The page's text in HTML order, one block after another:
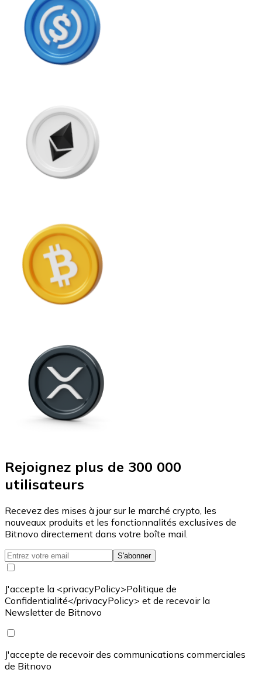
Rejoignez plus de 300 000
utilisateurs
Recevez des mises à jour sur le marché crypto, les
nouveaux produits et les fonctionnalités exclusives de
Bitnovo directement dans votre boîte mail.
S'abonner
J'accepte la <privacyPolicy>Politique de
Confidentialité</privacyPolicy> et de recevoir la
Newsletter de Bitnovo
J'accepte de recevoir des communications commerciales
de Bitnovo